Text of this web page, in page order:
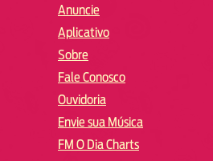
Anuncie
Aplicativo
Sobre
Fale Conosco
Ouvidoria
Envie sua Música
FM O Dia Charts